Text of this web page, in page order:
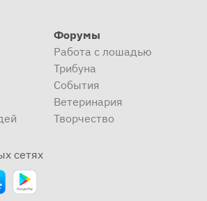
Форумы
Работа с лошадью
Трибуна
События
Ветеринария
Творчество
сетях